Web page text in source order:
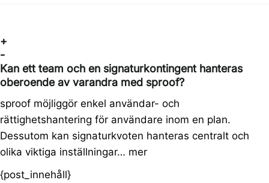
+
-
Kan ett team och en signaturkontingent hanteras
oberoende av varandra med sproof?
sproof möjliggör enkel användar- och
rättighetshantering för användare inom en plan.
Dessutom kan signaturkvoten hanteras centralt och
olika viktiga inställningar… mer
{post_innehåll}